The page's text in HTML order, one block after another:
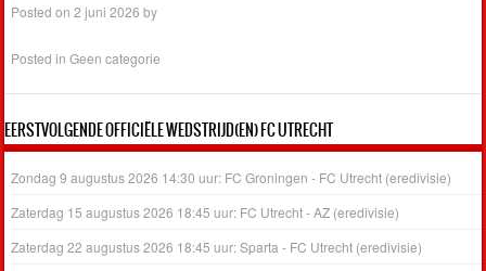
Posted on2 juni 2026 by
Posted inGeen categorie
EERSTVOLGENDE OFFICIËLE WEDSTRIJD(EN) FC UTRECHT
Zondag 9 augustus 2026 14:30 uur: FC Groningen - FC Utrecht (eredivisie)
Zaterdag 15 augustus 2026 18:45 uur: FC Utrecht - AZ (eredivisie)
Zaterdag 22 augustus 2026 18:45 uur: Sparta - FC Utrecht (eredivisie)